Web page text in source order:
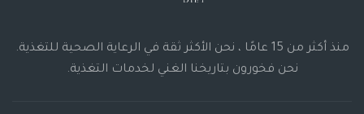
منذ أكثر من 15 عامًا ، نحن الأكثر ثقة في الرعاية الصحية للتغذية.
نحن فخورون بتاريخنا الغني لخدمات التغذية.